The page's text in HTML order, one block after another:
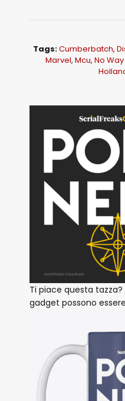
Tags:Cumberbatch,
Marvel, Mcu, No
Ti piace questa
gadget possono